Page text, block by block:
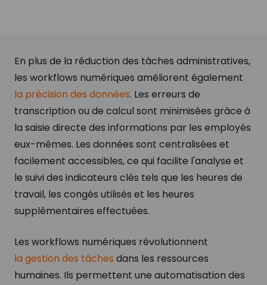
En plus de la réduction des tâches administratives,
les workflows numériques améliorent également
la précision des données. Les erreurs de
transcription ou de calcul sont minimisées grâce à
la saisie directe des informations par les employés
eux-mêmes. Les données sont centralisées et
facilement accessibles, ce qui facilite l'analyse et
le suivi des indicateurs clés tels que les heures de
travail, les congés utilisés et les heures
supplémentaires effectuées.
Les workflows numériques révolutionnent
la gestion des tâches dans les ressources
humaines. Ils permettent une automatisation des